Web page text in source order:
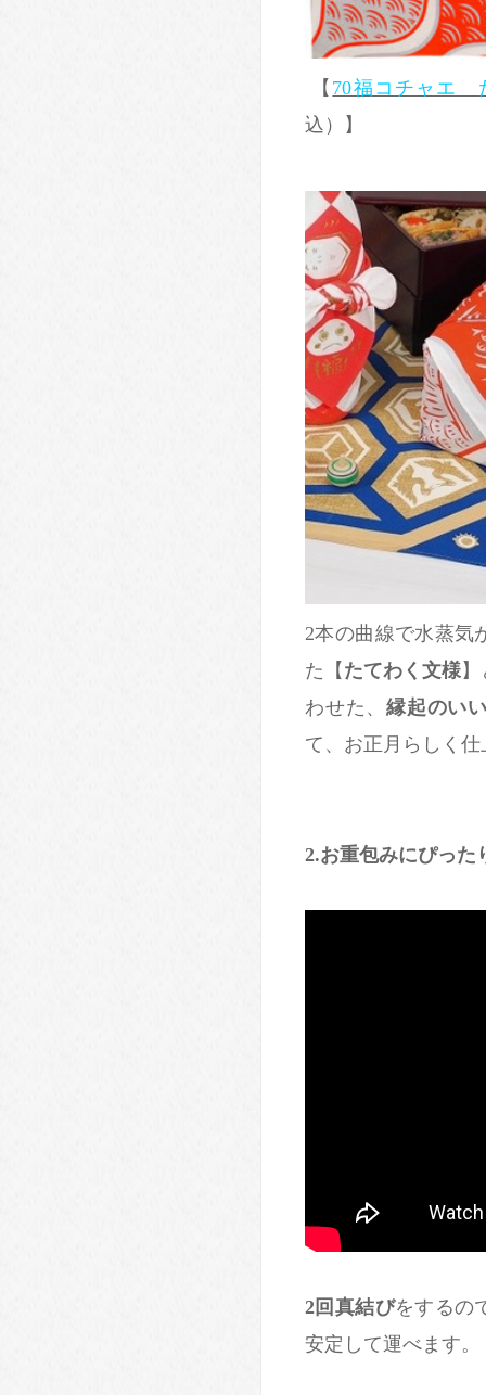
【 70福コチャエ
込）】
2本の曲線で水蒸気
た【 たてわく文様
わせた、縁起のい
て、お正月らしく
2.お重包みにぴった
2回真結びをするの
安定して運べます。